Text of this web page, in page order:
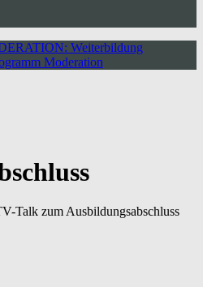
Talk zum Ausbildungsabschluss